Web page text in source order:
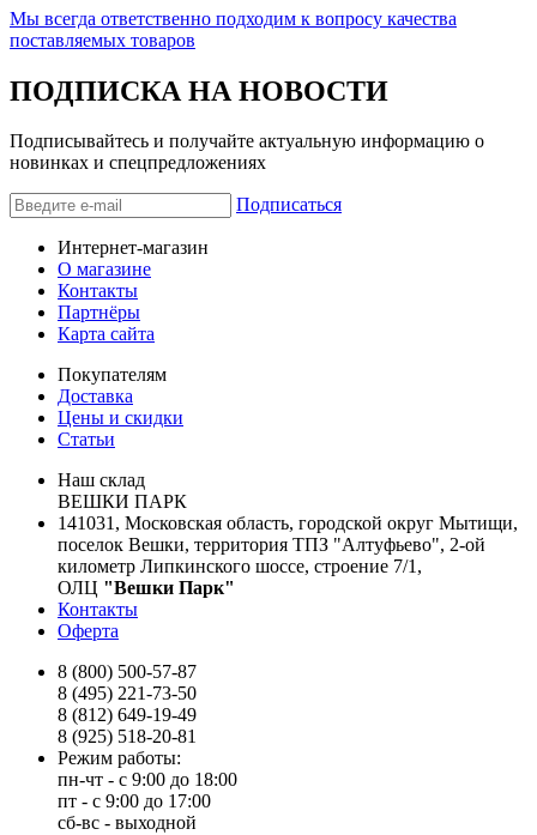
Мы всегда ответственно подходим к вопросу качества
поставляемых товаров
ПОДПИСКА НА НОВОСТИ
Подписывайтесь и получайте актуальную информацию о
новинках и спецпредложениях
Подписаться
Интернет-магазин
О магазине
Контакты
Партнёры
Карта сайта
Покупателям
Доставка
Цены и скидки
Статьи
Наш склад
ВЕШКИ ПАРК
141031, Московская область, городской округ Мытищи,
поселок Вешки, территория ТПЗ "Алтуфьево", 2-ой
километр Липкинского шоссе, строение 7/1,
ОЛЦ "Вешки Парк"
Контакты
Оферта
8 (800) 500-57-87
8 (495) 221-73-50
8 (812) 649-19-49
8 (925) 518-20-81
Режим работы:
пн-чт - с 9:00 до 18:00
пт - с 9:00 до 17:00
сб-вс - выходной